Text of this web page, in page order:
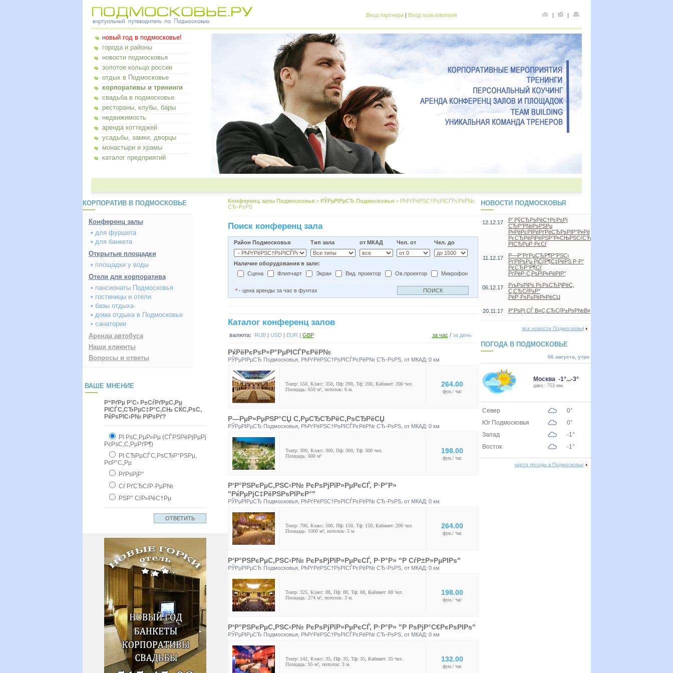
Вход партнера | Вход пользователя | |
новый год в подмосковье!
города и районы
новости подмосковья
золотое кольцо россии
отдых в Подмосковье
корпоративы и тренинги
свадьба в подмосковье
рестораны, клубы, бары
недвижимость
аренда коттеджей
усадьбы, замки, дворцы
монастыри и храмы
каталог предприятий
КОРПОРАТИВ В ПОДМОСКОВЬЕ
Конференц залы
• для фуршета
• для банкета
Открытые площадки
• площадки у воды
Отели для корпоратива
• пансионаты Подмосковья
• гостиницы и отели
• базы отдыха
• дома отдыха в Подмосковье
• санатории
Аренда автобуса
Наши клиенты
Вопросы и ответы
ВАШЕ МНЕНИЕ
Р“РґРµ Р’С‹ Р±СѓРґРµС‚Рµ
РІСЃС‚СЂРµС‡Р°С‚СЊ СЌС‚РѕС‚
РќРѕРІС‹Р№ РіРѕРґ?
РІ РѕС‚РµР»Рµ (СЃРЅРёРјРµРј
РєРѕС‚С‚РµРґР¶)
РІ СЂРµСЃС‚РѕСЂР°РЅРµ,
РєР°С„Рµ
РґРѕРјР°
Сѓ РґСЂСѓР·РµР№
РЅР° СѓР»РёС†Рµ
Конференц залы Подмосковья> РЎРµРІРµСЂ Подмосковья> РћРґРёРЅС†РѕРІСЃРєРёР№
СЂ-РѕРЅ
Поиск конференц зала
Район Подмосковья Тип зала от МКАД Чел. от Чел. до
Наличие оборудования в зале:
Сцена
Флипчарт Экран Вид. проектор Ов.проектор Микрофон
* - цена аренды за час в фунтах
Каталог конференц залов
валюта: RUB| USD| EUR | GBP за час /за день
РќРёРєРѕР»Р°РµРІСЃРєРёР№
РЎРµРІРµСЂ Подмосковья, РћРґРёРЅС†РѕРІСЃРєРёР№ СЂ-РѕРЅ, от МКАД: 0 км
Театр: 550, Класс: 350, Пф: 200, Тф: 200, Кабинет: 200 чел.
Площадь: 650 м², потолок: 6 м.
264.00
фун./ час
Р—РµР»РµРЅР°СЏ С‚РµСЂСЂРёС‚РѕСЂРёСЏ
РЎРµРІРµСЂ Подмосковья, РћРґРёРЅС†РѕРІСЃРєРёР№ СЂ-РѕРЅ, от МКАД: 0 км
Театр: 300, Класс: 300, Пф: 300, Тф: 300 чел.
Площадь: 600 м²
198.00
фун./ час
Р‘Р°РЅРєРµС‚РЅС‹Р№ РєРѕРјРїР»РµРєСЃ, Р·Р°Р»
"РќРµРјС‡РёРЅРѕРІРєР°"
РЎРµРІРµСЂ Подмосковья, РћРґРёРЅС†РѕРІСЃРєРёР№ СЂ-РѕРЅ, от МКАД: 0 км
Театр: 700, Класс: 500, Пф: 150, Тф: 150, Кабинет: 200 чел.
Площадь: 1000 м², потолок: 5 м.
264.00
фун./ час
Р‘Р°РЅРєРµС‚РЅС‹Р№ РєРѕРјРїР»РµРєСЃ, Р·Р°Р» "Р СѓР±Р»РµРІРѕ"
РЎРµРІРµСЂ Подмосковья, РћРґРёРЅС†РѕРІСЃРєРёР№ СЂ-РѕРЅ, от МКАД: 0 км
Театр: 325, Класс: 88, Пф: 88, Тф: 88, Кабинет: 88 чел.
Площадь: 274 м², потолок: 3 м.
198.00
фун./ час
Р‘Р°РЅРєРµС‚РЅС‹Р№ РєРѕРјРїР»РµРєСЃ, Р·Р°Р» "Р РѕРјР°С€РєРѕРІРѕ"
РЎРµРІРµСЂ Подмосковья, РћРґРёРЅС†РѕРІСЃРєРёР№ СЂ-РѕРЅ, от МКАД: 0 км
Театр: 142, Класс: 35, Пф: 35, Тф: 35, Кабинет: 35 чел.
Площадь: 95 м², потолок: 3 м.
132.00
фун./ час
НОВОСТИ ПОДМОСКОВЬЯ
12.12.17
Р’ РўСЂРѕРёС†РєРѕРј
СЂР°Р№РѕРЅРµ
Р»РёРєРІРёРґРёСЂРѕРІР°Р»Рё
РєСЂРёРјРёРЅР°Р»СЊРЅСѓСЋ
РІСЂРµР·РєСѓ
11.12.17
Р—Р°РґРµСЂР¶Р°РЅС‹
РґРІРѕРµ РјСѓР¶С‡РёРЅ Р·Р°
РєСЂР°Р¶Сѓ
РґРёР·С‚РѕРїР»РёРІР°
06.12.17
РљРѕРіРѕ РєРѕСЂРјРёС‚
С‚СЂСѓР±Р°
РёР·РѕР±РёР»РёСЏ
20.11.17 Р”РѕРј СЃ В«С‚СЂСѓР±РѕР№В»
все новости Подмосковья
ПОГОДА В ПОДМОСКОВЬЕ
06 августа, утро
Москва -1°...-3°
давл.: 753 мм.
Север
0°
Юг Подмосковья
0°
Запад
-1°
Восток
-1°
карта погоды в Подмосковье